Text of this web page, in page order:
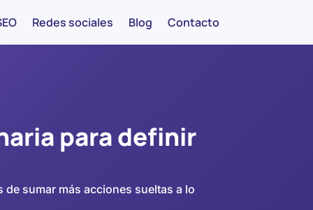
Redes sociales Blog Contacto
para definir
sumar más acciones sueltas a lo